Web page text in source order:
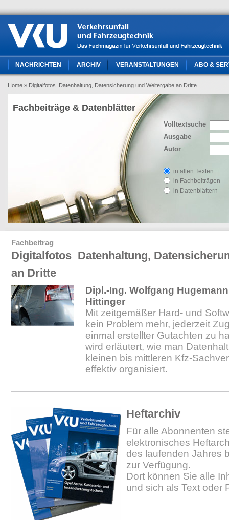
NACHRICHTEN ARCHIV VERANSTALTUNGEN ABO &
Home » Digitalfotos  Datenhaltung, Datensicherung und Weitergabe an Dritte
Volltextsuche
Ausgabe
Autor
in allen Texten
in Fachbeiträgen
in Datenblättern
Fachbeiträge & Datenblätter
Fachbeitrag
Digitalfotos  Datenhaltung,
an Dritte
Dipl.-Ing. Wolfgang
Hittinger
Mit zeitgemäßer Hard- und
kein Problem mehr, jederzeit
einmal erstellter Gutachten zu
wird erläutert, wie man
kleinen bis mittleren Kfz-
effektiv organisiert.
Heftarchiv
Für alle Abonnenten
elektronisches
des laufenden Jahres
zur Verfügung.
Dort können Sie alle
und sich als Text oder